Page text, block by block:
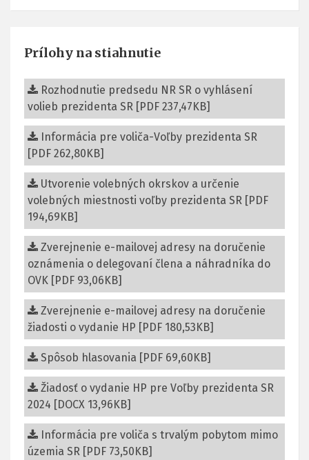
Prílohy na stiahnutie
Rozhodnutie predsedu NR SR o vyhlásení
volieb prezidenta SR [PDF 237,47KB]
Informácia pre voliča-Voľby prezidenta SR
[PDF 262,80KB]
Utvorenie volebných okrskov a určenie
volebných miestnosti voľby prezidenta SR [PDF
194,69KB]
Zverejnenie e-mailovej adresy na doručenie
oznámenia o delegovaní člena a náhradníka do
OVK [PDF 93,06KB]
Zverejnenie e-mailovej adresy na doručenie
žiadosti o vydanie HP [PDF 180,53KB]
Spôsob hlasovania [PDF 69,60KB]
Žiadosť o vydanie HP pre Voľby prezidenta SR
2024 [DOCX 13,96KB]
Informácia pre voliča s trvalým pobytom mimo
územia SR [PDF 73,50KB]